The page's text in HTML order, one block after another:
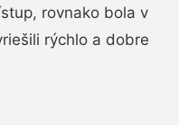
rovnako bola v
rýchlo a dobre